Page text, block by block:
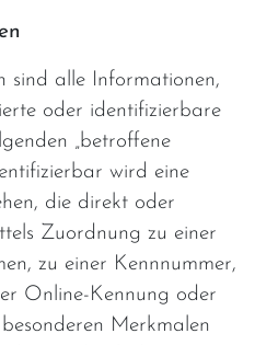
sind alle Informationen,
oder identifizierbare
„betroffene
wird eine
die direkt oder
Zuordnung zu einer
zu einer Kennnummer,
Online-Kennung oder
Merkmalen